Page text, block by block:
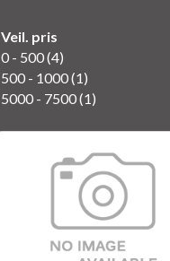
Veil. pris
0 - 500 (4)
500 - 1000 (1)
5000 - 7500 (1)